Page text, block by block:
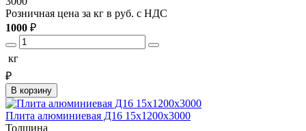
Розничная цена за кг в руб. с НДС
1000 ₽
кг
₽
В корзину
Плита алюминиевая Д16 15х1200х3000
Толщина